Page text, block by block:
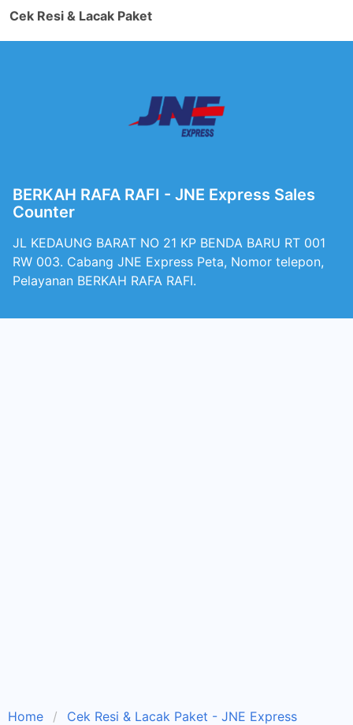
Cek Resi & Lacak Paket
BERKAH RAFA RAFI - JNE Express Sales
Counter
JL KEDAUNG BARAT NO 21 KP BENDA BARU RT 001
RW 003. Cabang JNE Express Peta, Nomor telepon,
Pelayanan BERKAH RAFA RAFI.
Home
Cek Resi & Lacak Paket - JNE Express